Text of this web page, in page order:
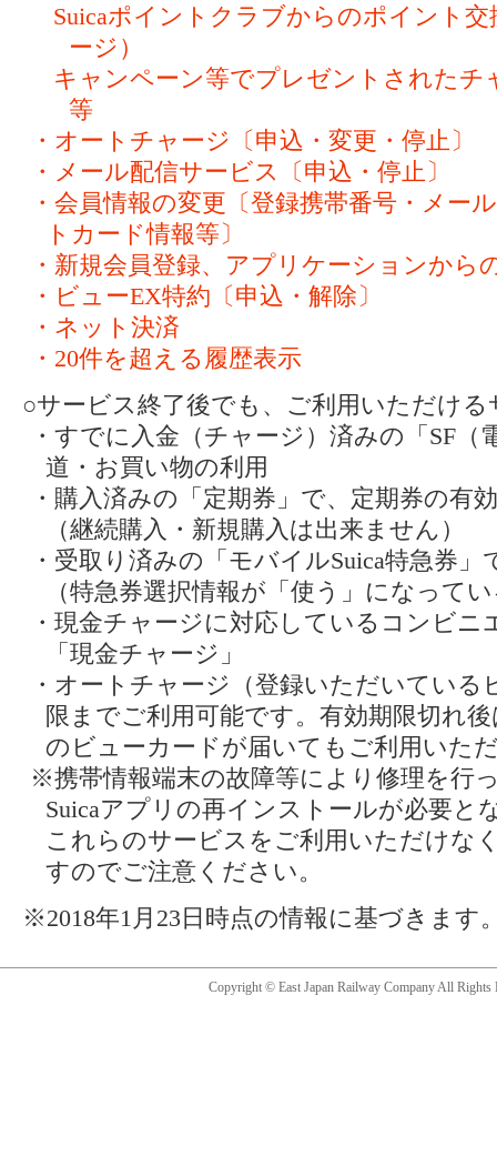
Suicaポイントクラブからのポイント
ージ）
キャンペーン等でプレゼントされた
等
・オートチャージ〔申込・変更・停止〕
・メール配信サービス〔申込・停止〕
・会員情報の変更〔登録携帯番号・メー
トカード情報等〕
・新規会員登録、アプリケーションから
・ビューEX特約〔申込・解除〕
・ネット決済
・20件を超える履歴表示
○サービス終了後でも、ご利用いただける
・すでに入金（チャージ）済みの「SF（
道・お買い物の利用
・購入済みの「定期券」で、定期券の有
（継続購入・新規購入は出来ません）
・受取り済みの「モバイルSuica特急券」
（特急券選択情報が「使う」になって
・現金チャージに対応しているコンビ
「現金チャージ」
・オートチャージ（登録いただいている
限までご利用可能です。有効期限切れ
のビューカードが届いてもご利用いた
※携帯情報端末の故障等により修理を行
Suicaアプリの再インストールが必要と
これらのサービスをご利用いただけな
すのでご注意ください。
※2018年1月23日時点の情報に基づきます
Copyright © East Japan Railway Company All Rights